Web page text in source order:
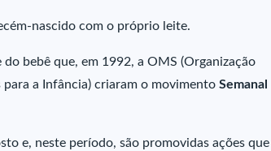
nascido com o próprio leite.
bebê que, em 1992, a OMS (Organização
para a Infância) criaram o movimento Semanal
e, neste período, são promovidas ações que